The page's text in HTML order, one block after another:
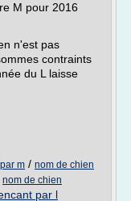
M pour 2016
n'est pas
contraints
du L laisse
m / nom de chien
nom de chien
par l